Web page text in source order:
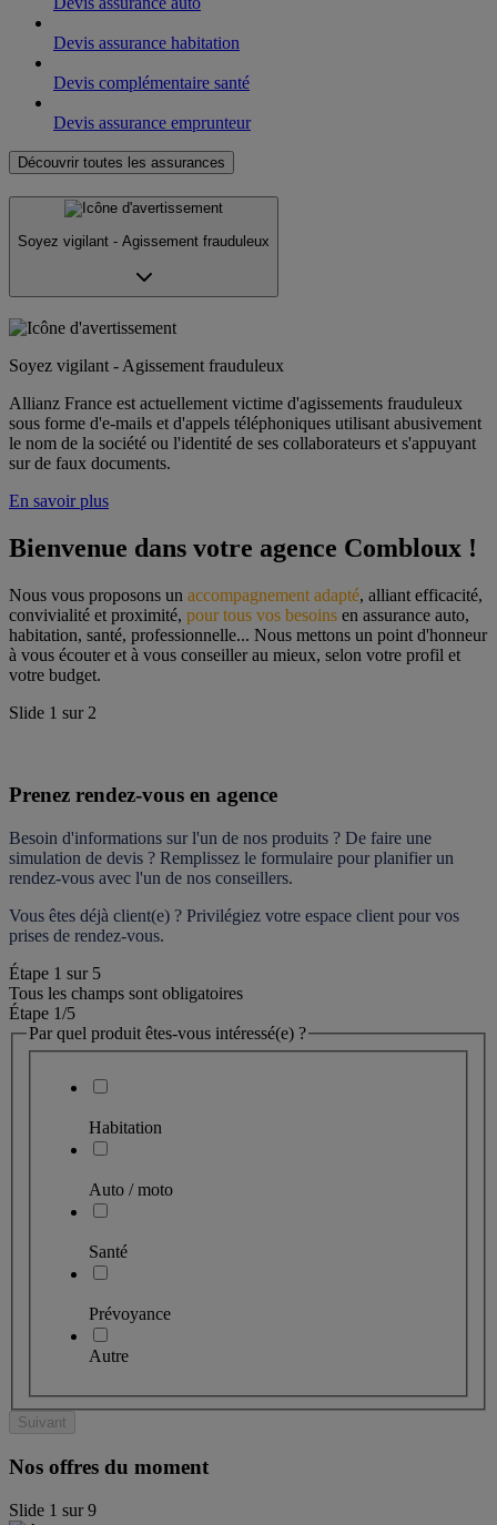
Devis assurance habitation
Devis complémentaire santé
Devis assurance emprunteur
Découvrir toutes les assurances
Soyez vigilant - Agissement frauduleux
Soyez vigilant - Agissement frauduleux
Allianz France est actuellement victime d'agissements frauduleux
sous forme d'e-mails et d'appels téléphoniques utilisant abusivement
le nom de la société ou l'identité de ses collaborateurs et s'appuyant
sur de faux documents.
En savoir plus
Bienvenue dans votre agence Combloux !
Nous vous proposons un accompagnement adapté, alliant efficacité,
convivialité et proximité, pour tous vos besoins en assurance auto,
habitation, santé, professionnelle... Nous mettons un point d'honneur
à vous écouter et à vous conseiller au mieux, selon votre profil et
votre budget.
Slide 1 sur 2
Prenez rendez-vous en agence
Besoin d'informations sur l'un de nos produits ? De faire une
simulation de devis ? Remplissez le formulaire pour planifier un
rendez-vous avec l'un de nos conseillers.
Vous êtes déjà client(e) ? Privilégiez votre espace client pour vos
prises de rendez-vous.
Étape 1 sur 5
Tous les champs sont obligatoires
Étape 1/5
Par quel produit êtes-vous intéressé(e) ?
Habitation
Auto / moto
Santé
Prévoyance
Autre
Suivant
Nos offres du moment
Slide 1 sur9